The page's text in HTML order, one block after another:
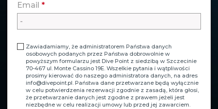
Email *
Zawiadamiamy, że administratorem Państwa danych
osobowych podanych przez Państwa dobrowolnie w
powyższym formularzu jest Dive Point z siedzibą w Szczecinie
70-467 ul. Monte Cassino 19E. Wszelkie pytania i wątpliwości
prosimy kierować do naszego administratora danych, na adres
info@divepoint.pl. Państwa dane przetwarzane będą wyłącznie
w celu potwierdzenia rezerwacji zgodnie z zasadą, która głosi,
że przetwarzanie danych jest zgodne z prawem jeżeli jest
niezbędne w celu realizacji umowy lub przed jej zawarciem.